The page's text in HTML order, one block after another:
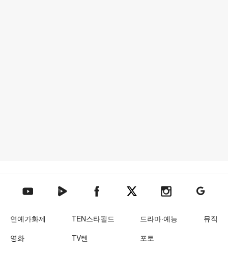
텐아시아 유튜브텐아시아 네이버TV텐아시아 페이스북텐아시아 엑스텐아시아 인스타그램
텐아시아
연예가화제 TEN스타필드 드라마·예능
뮤직
영화
TV텐 포토